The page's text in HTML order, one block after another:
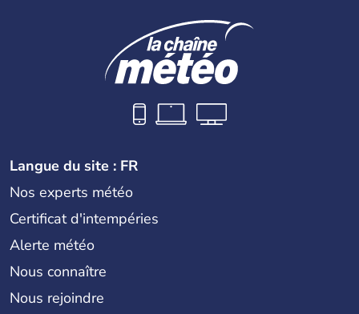
Langue du site : FR
Nos experts météo
Certificat d'intempéries
Alerte météo
Nous connaître
Nous rejoindre